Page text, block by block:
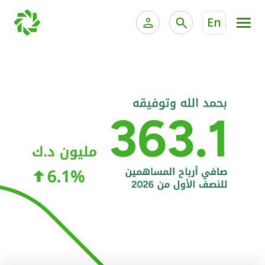
En
الخدمات المصرفية الإلكترونية للشركات
خدمة "بيتك" للتداول الإلكتروني
الحسابات المصرفية
البطاقات
"برامج العملاء"